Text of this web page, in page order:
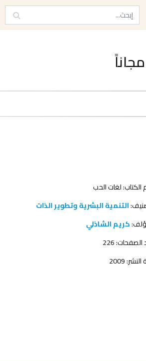
الكتاب: لغات الحب
التنمية البشرية وتطوير الذات
كريم الشاذلي
226
2009